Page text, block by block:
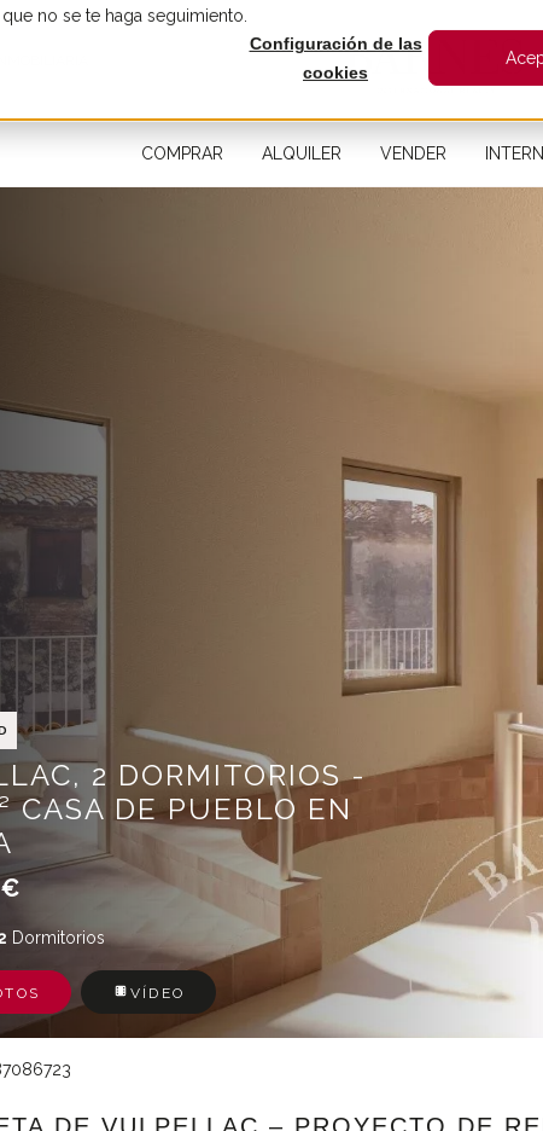
no se te haga seguimiento.
Configuración de las
cookies
COMPRAR ALQUILER VENDER
2 DORMITORIOS -
CASA DE PUEBLO EN
€
Dormitorios
VÍDEO